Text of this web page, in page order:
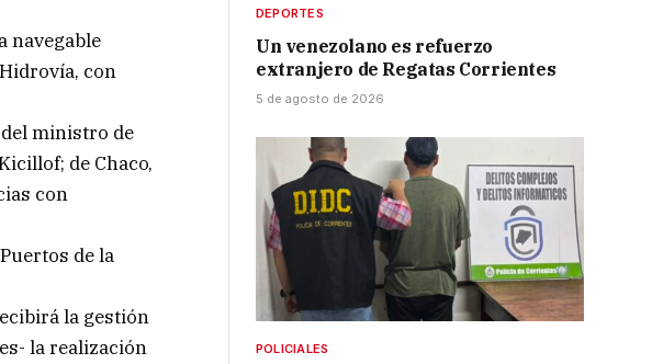
navegable
con
del ministro de
de Chaco,
con
de la
la gestión
la realización
DEPORTES
Un venezolano es refuerzo
extranjero de Regatas Corrientes
5 de agosto de 2026
POLICIALES